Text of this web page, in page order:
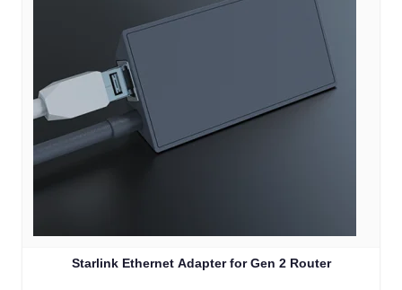
Starlink Ethernet Adapter for Gen 2 Router